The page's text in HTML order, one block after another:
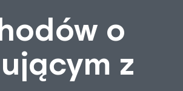
o
z